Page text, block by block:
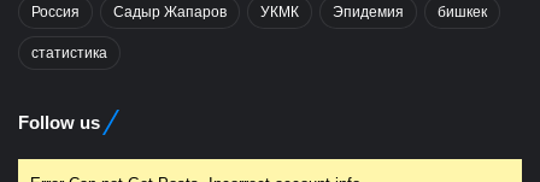
Россия Садыр Жапаров УКМК Эпидемия бишкек
статистика
Follow us